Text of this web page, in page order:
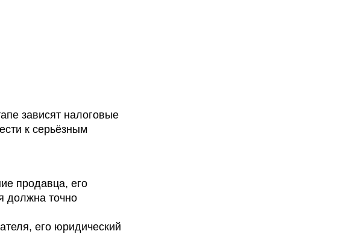
зависят налоговые
к серьёзным
продавца, его
должна точно
его юридический